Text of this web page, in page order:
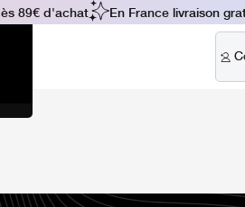
89€ d'achat En France livraison